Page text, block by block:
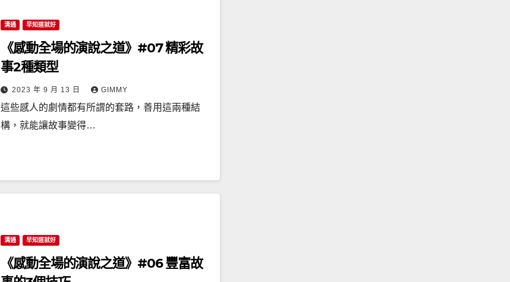
溝通 早知道就好
《感動全場的演說之道》#07 精彩故
事2種類型
2023 年 9 月 13 日 GIMMY
這些感人的劇情都有所謂的套路，善用這兩種結
構，就能讓故事變得…
溝通 早知道就好
《感動全場的演說之道》#06 豐富故